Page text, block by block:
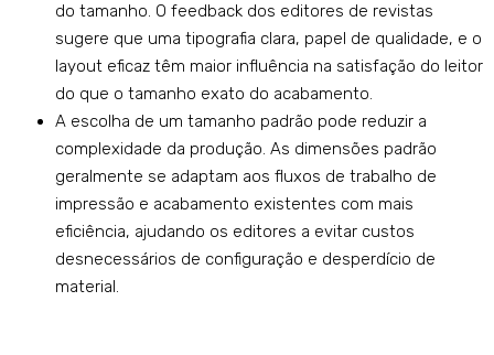
do tamanho. O feedback dos editores de revistas
sugere que uma tipografia clara, papel de qualidade, e o
layout eficaz têm maior influência na satisfação do leitor
do que o tamanho exato do acabamento.
A escolha de um tamanho padrão pode reduzir a
complexidade da produção. As dimensões padrão
geralmente se adaptam aos fluxos de trabalho de
impressão e acabamento existentes com mais
eficiência, ajudando os editores a evitar custos
desnecessários de configuração e desperdício de
material.